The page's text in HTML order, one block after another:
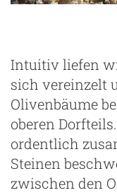
Intuitiv liefen
sich vereinzelt
Olivenbäume
oberen
ordentlich
Steinen
zwischen den